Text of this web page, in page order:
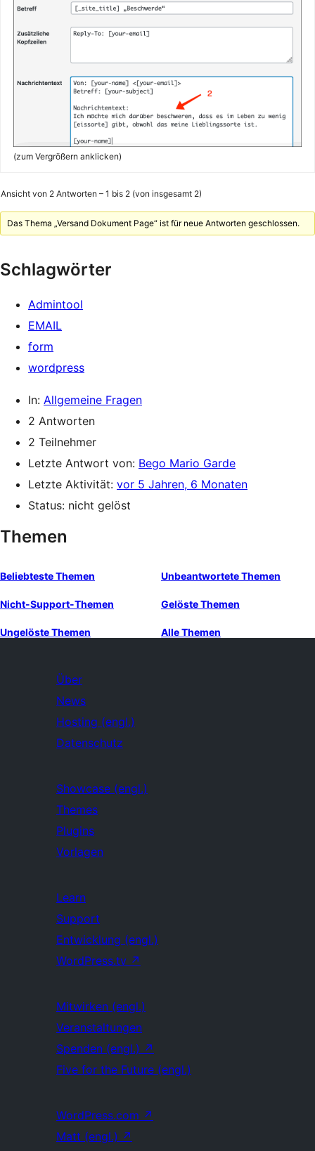
(zum Vergrößern anklicken)
Ansicht von 2 Antworten – 1 bis 2 (von insgesamt 2)
Das Thema „Versand Dokument Page“ ist für neue Antworten geschlossen.
Schlagwörter
Admintool
EMAIL
form
wordpress
In: Allgemeine Fragen
2 Antworten
2 Teilnehmer
Letzte Antwort von: Bego Mario Garde
Letzte Aktivität: vor 5 Jahren, 6 Monaten
Status: nicht gelöst
Themen
Beliebteste Themen Unbeantwortete Themen
Nicht-Support-Themen Gelöste Themen
Ungelöste Themen Alle Themen
Über
News
Hosting (engl.)
Datenschutz
Showcase (engl.)
Themes
Plugins
Vorlagen
Learn
Support
Entwicklung (engl.)
WordPress.tv ↗
Mitwirken (engl.)
Veranstaltungen
Spenden (engl.) ↗
Five for the Future (engl.)
WordPress.com ↗
Matt (engl.) ↗